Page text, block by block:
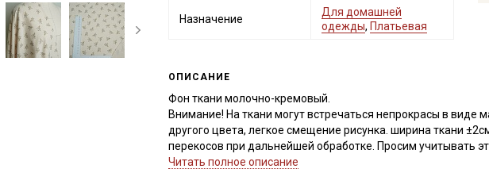
Назначение
Для домашней
одежды, Платьевая
ОПИСАНИЕ
Фон ткани молочно-кремовый.
Внимание! На ткани могут встречаться непрокрасы в виде
другого цвета, легкое смещение рисунка. ширина ткани
перекосов при дальнейшей обработке. Просим учитывать
Читать полное описание